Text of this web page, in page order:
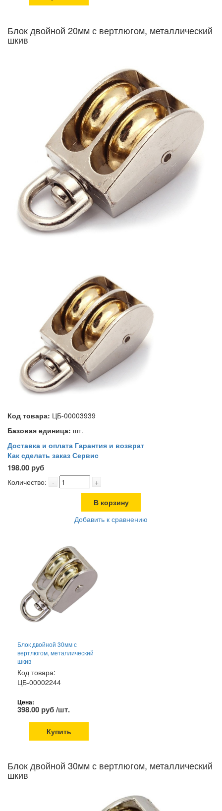
Блок двойной 20мм с вертлюгом, металлический
шкив
Код товара: ЦБ-00003939
Базовая единица: шт.
Доставка и оплата Гарантия и возврат
Как сделать заказ Сервис
198.00 руб
Количество: - +
В корзину
Добавить к сравнению
Блок двойной 30мм с
вертлюгом, металлический
шкив
Код товара:
ЦБ-00002244
Цена:
398.00 руб /шт.
Купить
Блок двойной 30мм с вертлюгом, металлический
шкив